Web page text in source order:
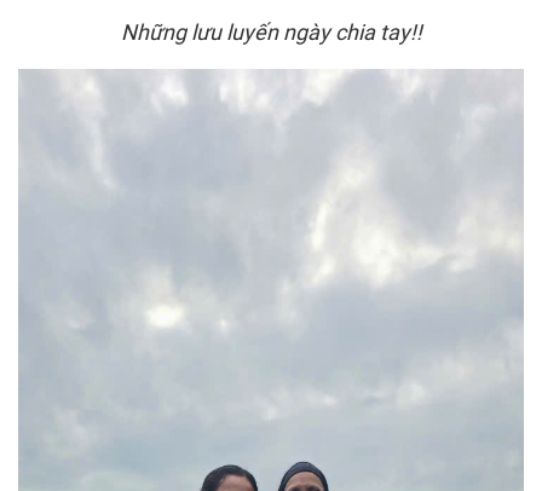
Những lưu luyến ngày chia tay!!